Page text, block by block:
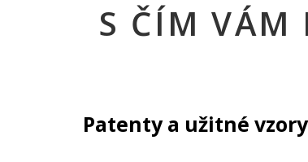
S ČÍM VÁM
Patenty a užitné vzory